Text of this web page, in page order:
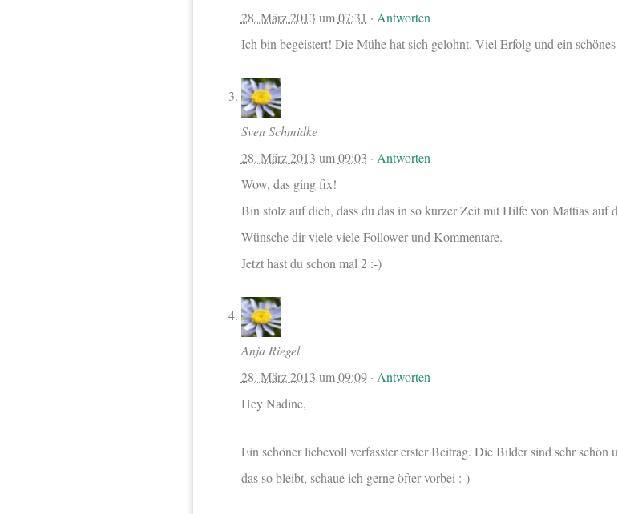
28. März 2013 um07:31 · Antworten
Ich bin begeistert! Die Mühe hat sich gelohnt. Viel Erfolg und ein schönes
Sven Schmidke
28. März 2013 um09:03 · Antworten
Wow, das ging fix!
Bin stolz auf dich, dass du das in so kurzer Zeit mit Hilfe von Mattias auf
Wünsche dir viele viele Follower und Kommentare.
Jetzt hast du schon mal 2 :-)
Anja Riegel
28. März 2013 um09:09· Antworten
Hey Nadine,
Ein schöner liebevoll verfasster erster Beitrag. Die Bilder sind sehr schön
das so bleibt, schaue ich gerne öfter vorbei :-)